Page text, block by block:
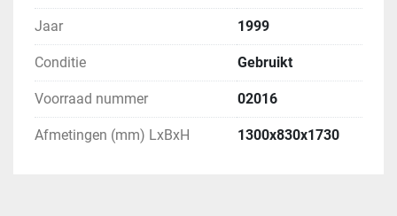
Jaar 1999
Conditie Gebruikt
Voorraad nummer 02016
Afmetingen (mm) LxBxH 1300x830x1730